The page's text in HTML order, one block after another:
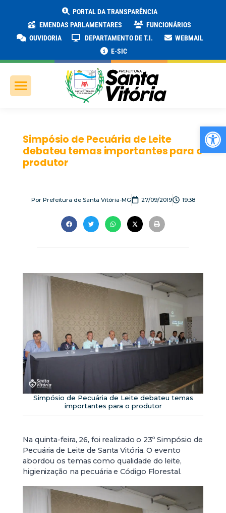
PORTAL DA TRANSPARÊNCIA
EMENDAS PARLAMENTARES
FUNCIONÁRIOS
OUVIDORIA
DEPARTAMENTO DE T.I.
WEBMAIL
E-SIC
Simpósio de Pecuária de Leite
debateu temas importantes para o
produtor
PorPrefeitura de Santa Vitória-MG 27/09/2019 19:38
Simpósio de Pecuária de Leite debateu temas
importantes para o produtor
Na quinta-feira, 26, foi realizado o 23º Simpósio de
Pecuária de Leite de Santa Vitória. O evento
abordou os temas como qualidade do leite,
higienização na pecuária e Código Florestal.